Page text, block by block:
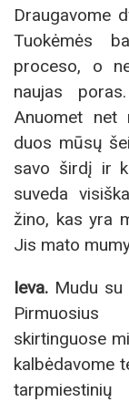
Draugavome
Tuokėmės
proceso, o
naujas
Anuomet net
duos mūsų
savo širdį ir
suveda
žino, kas yra
Jis mato
Ieva. Mudu
skirtinguose
kalbėdavome